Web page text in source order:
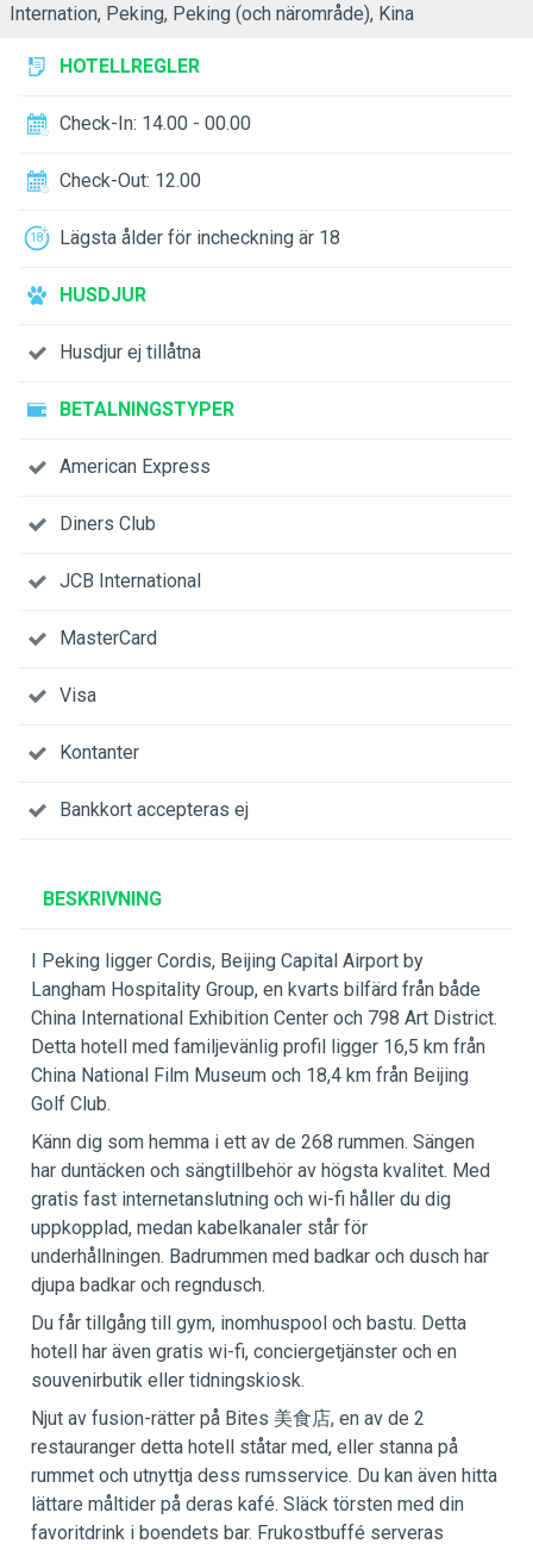
Internation, Peking, Peking (och närområde), Kina
HOTELLREGLER
Check-In: 14.00 - 00.00
Check-Out: 12.00
Lägsta ålder för incheckning är 18
HUSDJUR
Husdjur ej tillåtna
BETALNINGSTYPER
American Express
Diners Club
JCB International
MasterCard
Visa
Kontanter
Bankkort accepteras ej
BESKRIVNING
I Peking ligger Cordis, Beijing Capital Airport by
Langham Hospitality Group, en kvarts bilfärd från både
China International Exhibition Center och 798 Art District.
Detta hotell med familjevänlig profil ligger 16,5 km från
China National Film Museum och 18,4 km från Beijing
Golf Club.
Känn dig som hemma i ett av de 268 rummen. Sängen
har duntäcken och sängtillbehör av högsta kvalitet. Med
gratis fast internetanslutning och wi-fi håller du dig
uppkopplad, medan kabelkanaler står för
underhållningen. Badrummen med badkar och dusch har
djupa badkar och regndusch.
Du får tillgång till gym, inomhuspool och bastu. Detta
hotell har även gratis wi-fi, conciergetjänster och en
souvenirbutik eller tidningskiosk.
Njut av fusion-rätter på Bites 美食店, en av de 2
restauranger detta hotell ståtar med, eller stanna på
rummet och utnyttja dess rumsservice. Du kan även hitta
lättare måltider på deras kafé. Släck törsten med din
favoritdrink i boendets bar. Frukostbuffé serveras